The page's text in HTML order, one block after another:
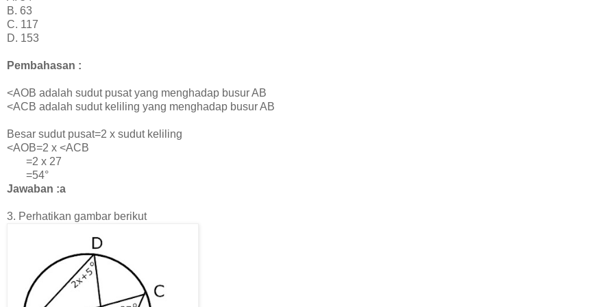
B. 63
C. 117
D. 153
Pembahasan :
<AOB adalah sudut pusat yang menghadap busur AB
<ACB adalah sudut keliling yang menghadap busur AB
Besar sudut pusat=2 x sudut keliling
<AOB=2 x <ACB
=2 x 27
=54°
Jawaban :a
3. Perhatikan gambar berikut